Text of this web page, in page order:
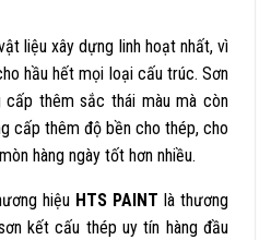
liệu xây dựng linh hoạt nhất, vì
hầu hết mọi loại cấu trúc. Sơn
thêm sắc thái màu mà còn
cấp thêm độ bền cho thép, cho
hàng ngày tốt hơn nhiều.
hiệu HTS PAINT là thương
kết cấu thép uy tín hàng đầu